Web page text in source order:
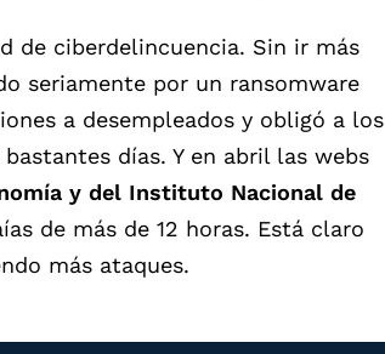
de ciberdelincuencia. Sin ir más
seriamente por un ransomware
a desempleados y obligó a los
días. Y en abril las webs
y del Instituto Nacional de
de más de 12 horas. Está claro
más ataques.